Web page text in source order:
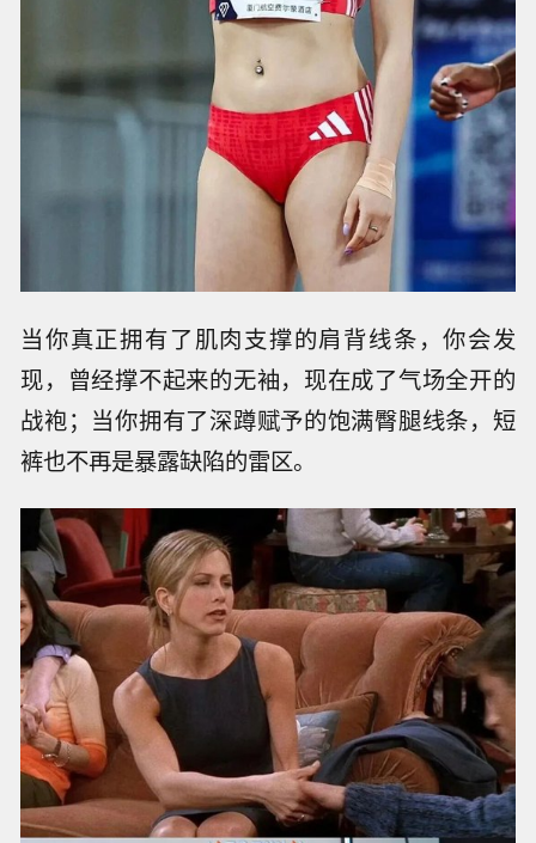
当你真正拥有了肌肉支撑的肩背线条，你会发
现，曾经撑不起来的无袖，现在成了气场全开的
战袍；当你拥有了深蹲赋予的饱满臀腿线条，短
裤也不再是暴露缺陷的雷区。